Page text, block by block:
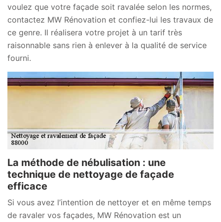
voulez que votre façade soit ravalée selon les normes,
contactez MW Rénovation et confiez-lui les travaux de
ce genre. Il réalisera votre projet à un tarif très
raisonnable sans rien à enlever à la qualité de service
fourni.
La méthode de nébulisation : une
technique de nettoyage de façade
efficace
Si vous avez l’intention de nettoyer et en même temps
de ravaler vos façades, MW Rénovation est un